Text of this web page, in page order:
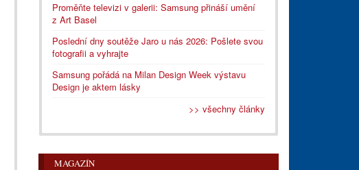
Proměňte televizi v galerii: Samsung přináší umění
z Art Basel
Poslední dny soutěže Jaro u nás 2026: Pošlete svou
fotografii a vyhrajte
Samsung pořádá na Milan Design Week výstavu
Design je aktem lásky
>> všechny články
MAGAZÍN